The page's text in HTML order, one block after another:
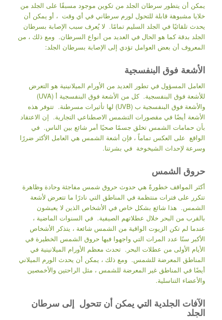
يمكن أن يتطور سرطان الجلد من تكوين موجود مسبقًا على الجلد من
خلايا مشبوهة قابلة للتحول لورم سرطاني في أي وقت ، أو يمكن أن
يحدث تلقائيًا في الجلد السليم تمامًا. لا يُعرف سبب الإصابة بسرطان
الجلد بدقة كما هو الحال في العديد من أنواع السرطان. ومع ذلك ، من
المعروف أن بعض العوامل تؤدي إلى الإصابة بسرطان الجلد:
الأشعة فوق البنفسجية
العامل المسؤول في تطور العديد من الأورام الميلانينية هو التعرض
للأشعة فوق البنفسجية. كل من الأشعة فوق البنفسجية أ (UVA)
والأشعة فوق البنفسجية ب (UVB) لها تأثيرات مسرطنة. تتوفر هذه
الأشعة أيضًا في مقصورات التشمس الاصطناعي التجارية. إن الاعتقاد
بأن حمامات الشمس تخلق جسمًا صحيًا أمر شائع بين الناس. في
الواقع على العكس تماماً ، فإن أشعة الشمس هي العامل الأكثر ضررًا
وسرعة لإحداث الشيخوخة في بشرتنا.
حروق الشمس
أكثر المواقف خطورةً هي حدوث حروق شمس مفاجئة وحادة وظاهرة
تتكرر على فترات منتظمة في المناطق التي نادرًا ما تتعرض لأشعة
الشمس. هذا شائع بشكل خاص في الأشخاص الذين لا يعيشون
بالقرب من البحر خلال عطلاتهم الصيفية. في السنوات الماضية ،
عندما لم تكن الزيوت الواقية من الشمس شائعة ، يتذكر الأشخاص
الأكبر سنًا عدد المرات التي واجهوا فيها حروق الشمس الخطيرة في
الأيام الأولى من عطلات البحر. تحدث معظم الأورام الميلانينية في
المناطق المعرضة للشمس. ومع ذلك ، يمكن أن يحدث الورم الميلاني
أيضًا في المناطق غير المعرضة للشمس ، مثل الراحتين والأخمصين
والأعضاء التناسلية.
الآفات الجلدية التي يمكن أن تتحول إلى سرطان
الجلد